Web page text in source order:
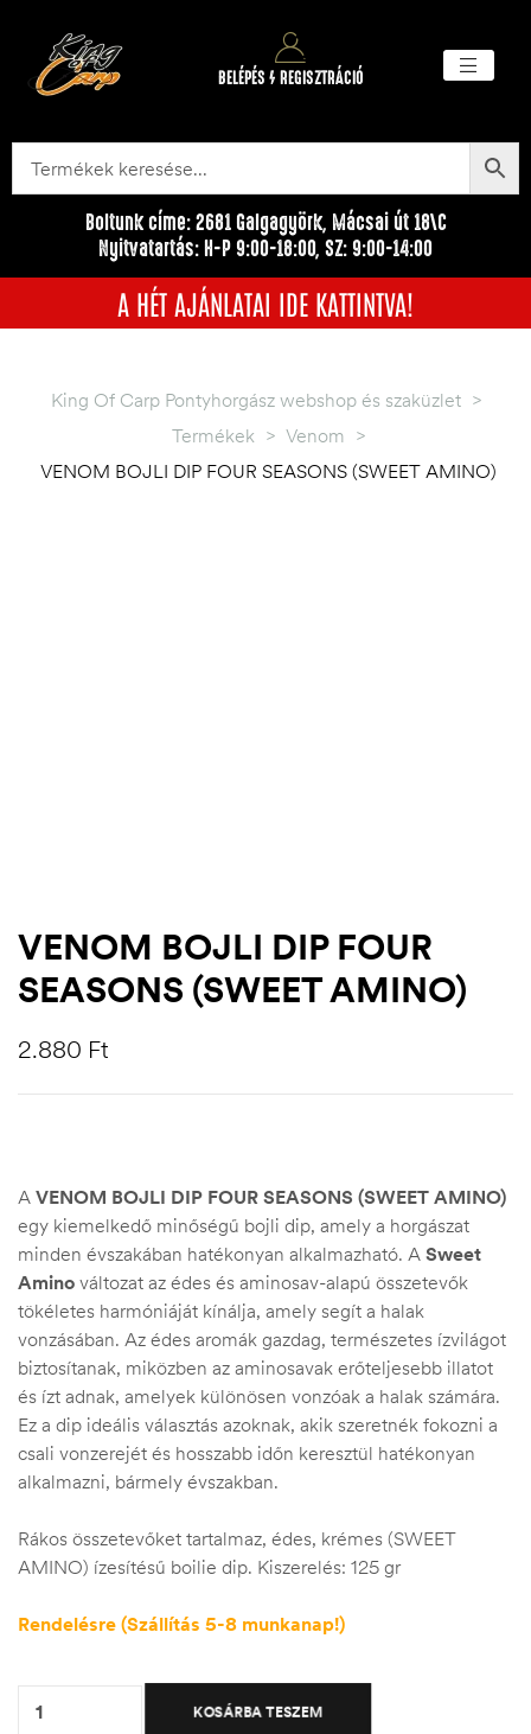
BELÉPÉS / REGISZTRÁCIÓ
Boltunk címe: 2681 Galgagyörk, Mácsai út 18\C
Nyitvatartás: H-P 9:00-18:00, SZ: 9:00-14:00
A HÉT AJÁNLATAI IDE KATTINTVA!
King Of Carp Pontyhorgász webshop és szaküzlet >
Termékek > Venom >
VENOM BOJLI DIP FOUR SEASONS (SWEET AMINO)
VENOM BOJLI DIP FOUR
SEASONS (SWEET AMINO)
2.880 Ft
A VENOM BOJLI DIP FOUR SEASONS (SWEET AMINO)
egy kiemelkedő minőségű bojli dip, amely a horgászat
minden évszakában hatékonyan alkalmazható. A Sweet
Amino változat az édes és aminosav-alapú összetevők
tökéletes harmóniáját kínálja, amely segít a halak
vonzásában. Az édes aromák gazdag, természetes ízvilágot
biztosítanak, miközben az aminosavak erőteljesebb illatot
és ízt adnak, amelyek különösen vonzóak a halak számára.
Ez a dip ideális választás azoknak, akik szeretnék fokozni a
csali vonzerejét és hosszabb időn keresztül hatékonyan
alkalmazni, bármely évszakban.
Rákos összetevőket tartalmaz, édes, krémes (SWEET
AMINO) ízesítésű boilie dip. Kiszerelés: 125 gr
Rendelésre (Szállítás 5-8 munkanap!)
KOSÁRBA TESZEM